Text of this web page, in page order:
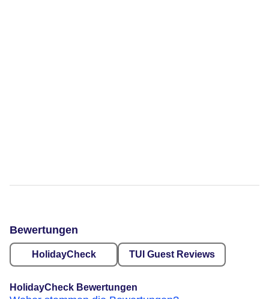
Bewertungen
HolidayCheck TUI Guest Reviews
HolidayCheck Bewertungen